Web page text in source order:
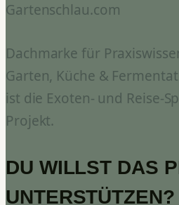
Gartenschlau.com
Dachmarke für
Garten, Küche &
ist die Exoten- und Reise-
Projekt.
DU WILLST DAS
UNTERSTÜTZEN?